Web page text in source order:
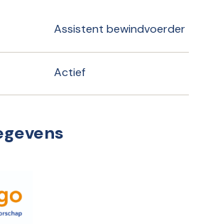
Assistent bewindvoerder
Actief